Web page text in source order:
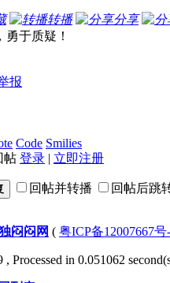
转播 分享
勇于质疑！
报
Code Smilies
帖 登录 | 立即注册
回帖并转播 回帖后跳
闷闷网 ( 粤ICP备12007667号
, Processed in 0.051062